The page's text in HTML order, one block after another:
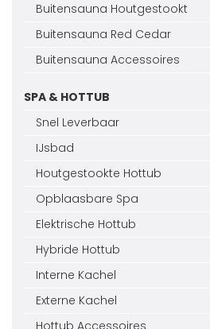
Buitensauna Houtgestookt
Buitensauna Red Cedar
Buitensauna Accessoires
SPA & HOTTUB
Snel Leverbaar
IJsbad
Houtgestookte Hottub
Opblaasbare Spa
Elektrische Hottub
Hybride Hottub
Interne Kachel
Externe Kachel